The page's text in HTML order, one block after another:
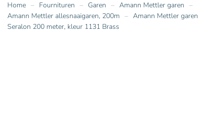
Home Fournituren Garen
Amann Mettler garen
Amann Mettler allesnaaigaren, 200m
Amann Mettler garen
Seralon 200 meter, kleur 1131 Brass